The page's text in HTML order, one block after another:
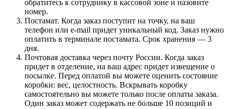
обратитесь к сотруднику в кассовой зоне и назовите
номер.
Постамат. Когда заказ поступит на точку, на ваш
телефон или e-mail придет уникальный код. Заказ нужно
оплатить в терминале постамата. Срок хранения — 3
дня.
Почтовая доставка через почту России. Когда заказ
придет в отделение, на ваш адрес придет извещение о
посылке. Перед оплатой вы можете оценить состояние
коробки: вес, целостность. Вскрывать коробку
самостоятельно вы можете только после оплаты заказа.
Один заказ может содержать не больше 10 позиций и